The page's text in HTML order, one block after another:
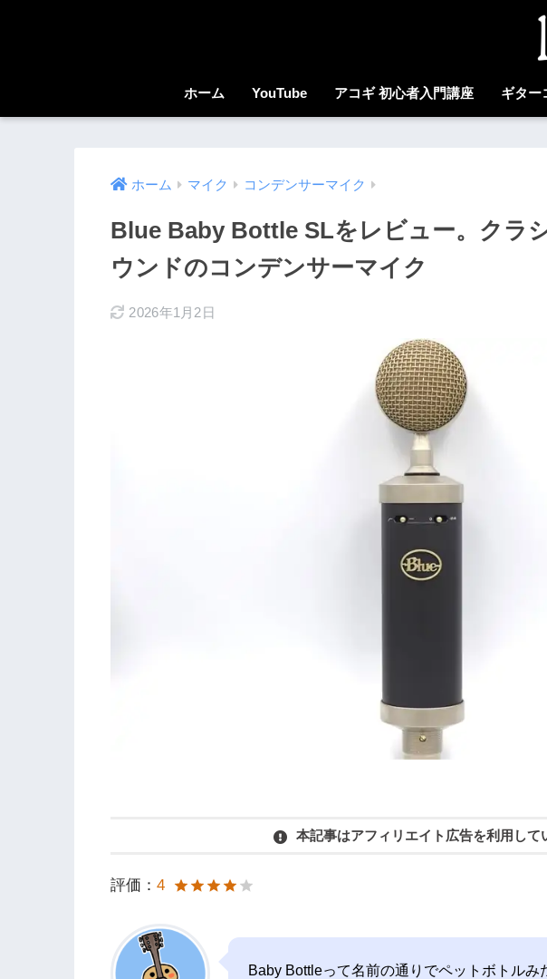
ホーム YouTube アコギ 初心者入門講座 ギター
ホーム マイク コンデンサーマイク
Blue Baby Bottle SLをレビュー。クラ
ウンドのコンデンサーマイク
2026年1月2日
本記事はアフィリエイト広告を利用して
評価： 4
Baby Bottleって名前の通りでペットボトルみ